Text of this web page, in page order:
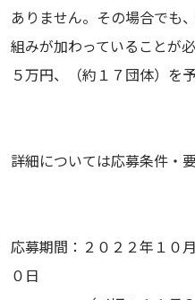
ありません。その場合でも
組みが加わっていることが
５万円、（約１７団体）を
詳細については応募条件・
応募期間：２０２２年１０
０日